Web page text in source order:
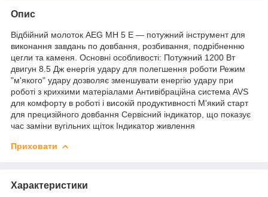
Опис
Відбійний молоток AEG MH 5 E — потужний інструмент для
виконання завдань по довбання, розбивання, подрібненню
цегли та каменя. Основні особливості: Потужний 1200 Вт
двигун 8.5 Дж енергія удару для полегшення роботи Режим
"м'якого" удару дозволяє зменшувати енергію удару при
роботі з крихкими матеріалами Антивібраційна система AVS
для комфорту в роботі і високій продуктивності М'який старт
для прецизійного довбання Сервісний індикатор, що показує
час заміни вугільних щіток Індикатор живлення
Приховати
Характеристики